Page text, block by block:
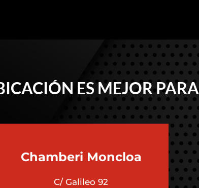
ES MEJOR
Chamberi Moncloa
C/ Galileo 92